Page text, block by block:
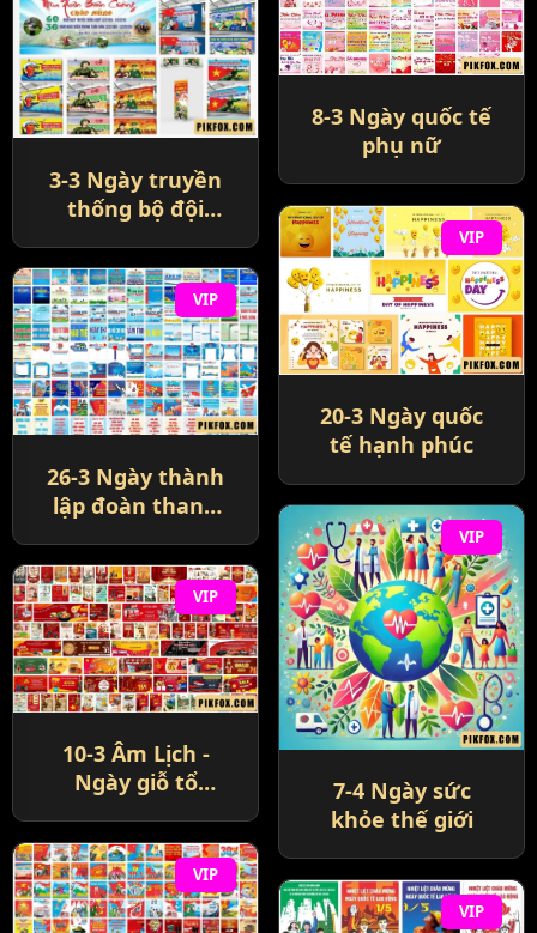
3-3 Ngày truyền
thống bộ đội
8-3 Ngày quốc tế
phụ nữ
VIP
20-3 Ngày quốc
tế hạnh phúc
VIP
26-3 Ngày thành
lập đoàn thanh
Chí Minh
VIP
7-4 Ngày sức
khỏe thế giới
VIP
10-3 Âm Lịch -
Ngày giỗ tổ
VIP
VIP